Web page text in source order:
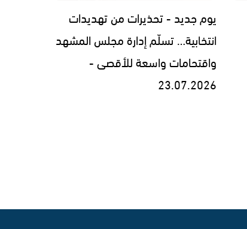
يوم جديد - تحذيرات من تهديدات
انتخابية… تسلّم إدارة مجلس المشهد
واقتحامات واسعة للأقصى -
23.07.2026